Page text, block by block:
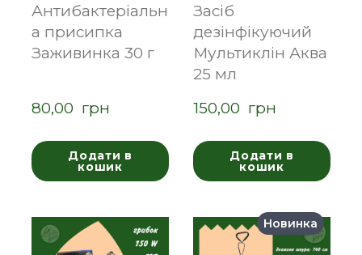
Антибактеріальн
а присипка
Заживинка 30 г
80,00  грн
Додати в
кошик
Засіб
дезінфікуючий
Мультиклін Аква
25 мл
150,00  грн
Додати в
кошик
Новинка